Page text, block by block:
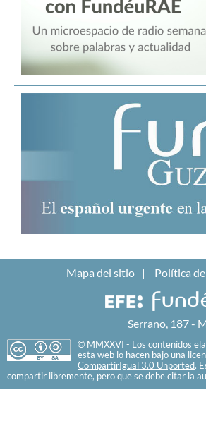
Mapa del sitio Política
Serrano, 187 -
© MMXXVI - Los contenidos
esta web lo hacen bajo una
CompartirIgual 3.0 Unported.
compartir libremente, pero que se debe citar la